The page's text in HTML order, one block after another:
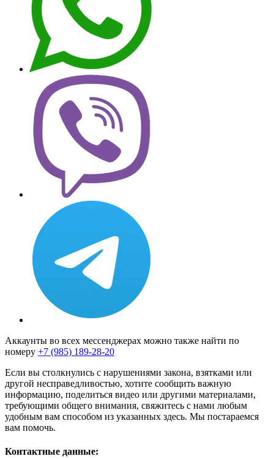
Аккаунты во всех мессенджерах можно также найти по
номеру +7 (985) 189-28-20
Если вы столкнулись с нарушениями закона, взятками или
другой несправедливостью, хотите сообщить важную
информацию, поделиться видео или другими материалами,
требующими общего внимания, свяжитесь с нами любым
удобным вам способом из указанных здесь. Мы постараемся
вам помочь.
Контактные данные: